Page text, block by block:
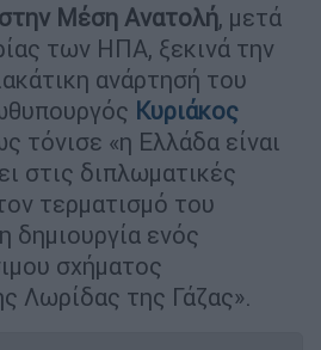
Μέση Ανατολή, μετά
των ΗΠΑ, ξεκινά την
ανάρτησή του
Κυριάκος
τόνισε «η Ελλάδα είναι
στις διπλωματικές
τερματισμό του
δημιουργία ενός
σχήματος
Λωρίδας της Γάζας».